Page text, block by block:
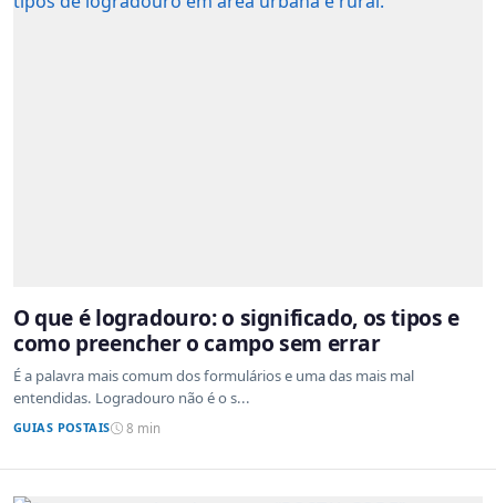
O que é logradouro: o significado, os tipos e
como preencher o campo sem errar
É a palavra mais comum dos formulários e uma das mais mal
entendidas. Logradouro não é o s...
GUIAS POSTAIS 8 min